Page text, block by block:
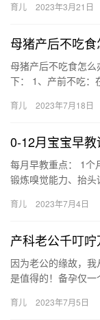
育儿 2023年3月21日
母猪产后不吃
母猪产后不吃食怎
下： 1、产前不吃：
育儿 2023年7月18日
0-12月宝宝早教
每月早教重点： 1个
锻炼嗅觉能力、抬
育儿 2023年7月4日
产科老公千叮
因为老公的缘故，
是值得的！备孕仅
就…
育儿 2023年7月5日